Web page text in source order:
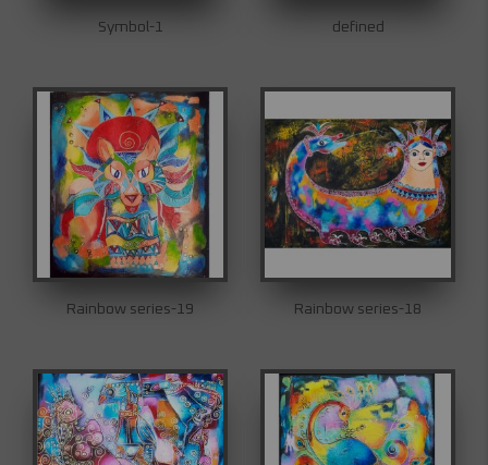
Symbol-1 defined
Rainbow series-19 Rainbow series-18